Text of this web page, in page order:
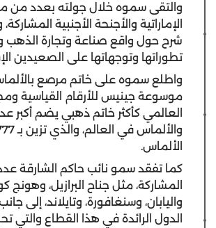
والتقى سموه خلال جولته بعدد من
الإماراتية والأجنحة الأجنبية
شرح حول واقع صناعة وتجارة الذهب
تطوراتها وتوجهاتها على الصعيدين
واطلع سموه على خاتم مرصع
موسوعة جينيس للأرقام القياسية
العالمي كأكثر خاتم ذهبي يضم
الألماس.
كما تفقد سمو نائب حاكم الشارقة
المشاركة، مثل جناح البرازيل، وهونج
واليابان، وسنغافورة، وتايلاند، إلى
الدول الرائدة في هذا القطاع والتي